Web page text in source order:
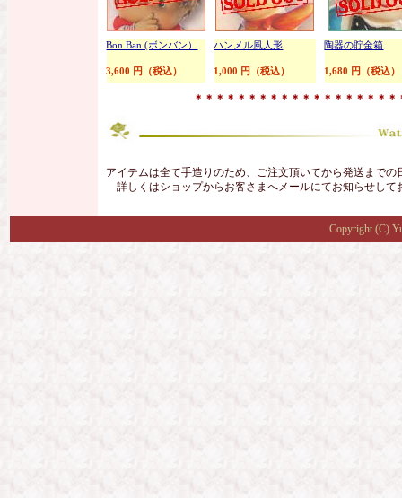
Bon Ban (ボンバン）
3,600 円（税込）
ハンメル風人形
1,000 円（税込）
陶器の貯金箱
1,680 円（税込）
＊＊＊＊＊＊ ＊＊＊＊＊＊＊＊＊＊＊＊
アイテムは全て手造りのため、ご注文頂いてから発送まで
詳しくはショップからお客さまへメールにてお知らせして
Copyright (C)